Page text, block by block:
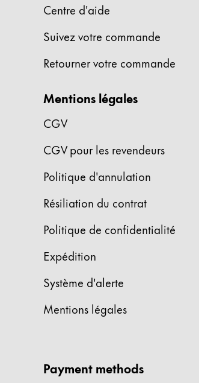
À propos de votre commande
/LB
Global
La région « Global » couvre
Europe
Cette région répertorie les
Greece
Ελληνικά
Poland
polski
Romania
română
Sweden
Türkiye
Cette région répertorie les
Créer un compte
Créer un compte
Centre d'aide
Suivez votre commande
Retourner votre commande
Mentions légales
CGV
CGV pour les revendeurs
Politique d'annulation
Résiliation du contrat
Politique de confidentialité
Expédition
Système d'alerte
Mentions légales
Payment methods